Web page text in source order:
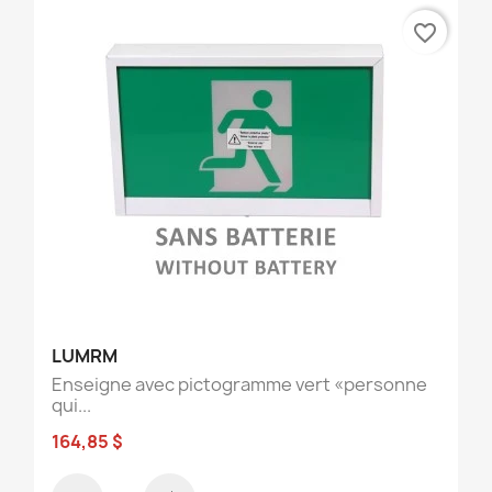
LUMRM
Enseigne avec pictogramme vert «personne
qui...
164,85 $
favorite_border